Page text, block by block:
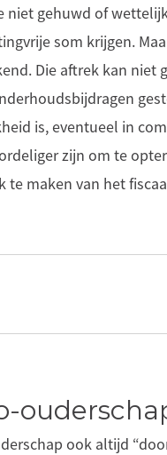
niet gehuwd of
som krijgen.
Die aftrek kan
is, eventueel in
zijn om te
maken van het
ook altijd